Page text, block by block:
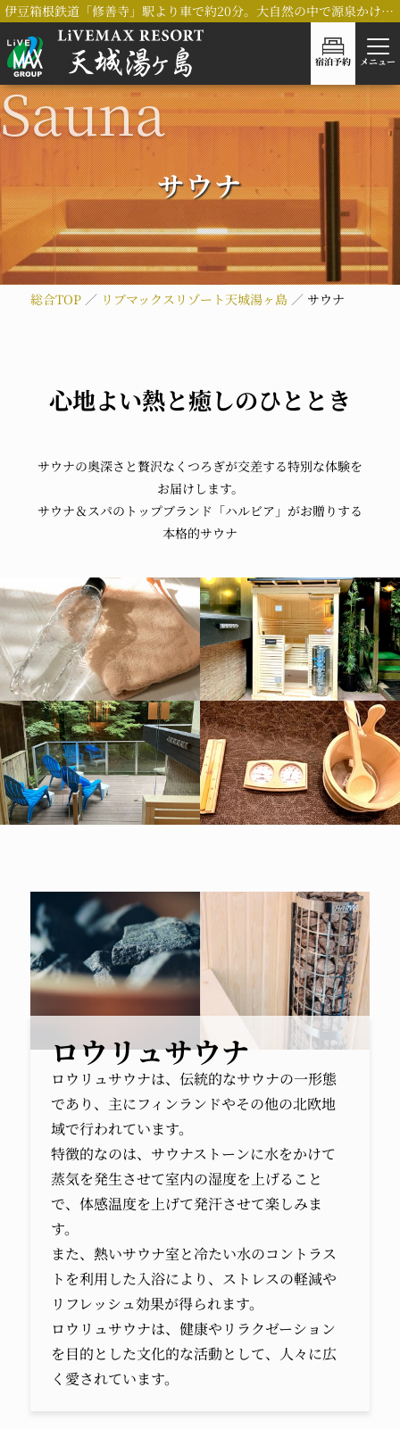
伊豆箱根鉄道「修善寺」駅より車で約20分。大自然の中で源泉かけ流し「木太刀の湯」を堪能いただける、リブマックスリゾート天城湯ヶ島
宿泊予約 メニュー
サウナ
総合TOP リブマックスリゾート天城湯ヶ島 サウナ
心地よい熱と癒しのひととき
サウナの奥深さと 贅沢なくつろぎが交差する特別な体験を
お届けします。
サウナ＆スパの トップブランド 「ハルビア」がお贈りする
本格的サウナ
ロウリュサウナ
ロウリュサウナは、伝統的なサウナの一形態
であり、主にフィンランドやその他の北欧地
域で行われています。
特徴的なのは、サウナストーンに水をかけて
蒸気を発生させて室内の湿度を上げること
で、体感温度を上げて発汗させて楽しみま
す。
また、熱いサウナ室と冷たい水のコントラス
トを利用した入浴により、ストレスの軽減や
リフレッシュ効果が得られます。
ロウリュサウナは、健康やリラクゼーション
を目的とした文化的な活動として、人々に広
く愛されています。